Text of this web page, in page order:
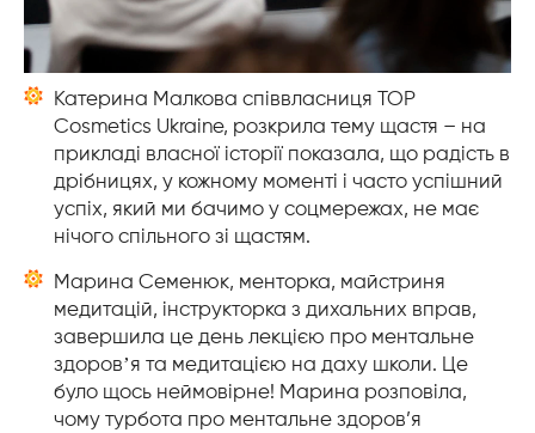
Катерина Малкова співвласниця
TOP
Cosmetics Ukraine, розкрила тему щастя – на
прикладі власної історії показала, що радість в
дрібницях, у кожному моменті і часто успішний
успіх, який ми бачимо у соцмережах, не має
нічого спільного зі щастям.
Марина Семенюк, менторка, майстриня
медитацій, інструкторка з дихальних вправ,
завершила це день лекцією про ментальне
здоровʼя та медитацією на даху школи. Це
було щось неймовірне! Марина розповіла,
чому турбота про ментальне здоров’я